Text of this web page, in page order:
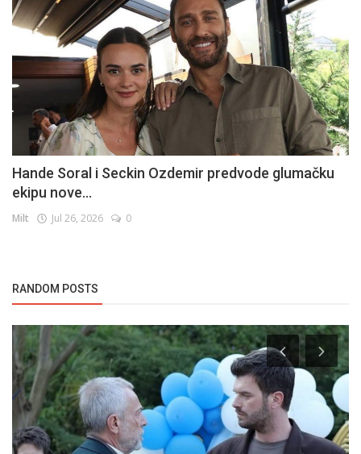
Hande Soral i Seckin Ozdemir predvode glumačku
ekipu nove...
Milt Jul 26, 2026 0
RANDOM POSTS